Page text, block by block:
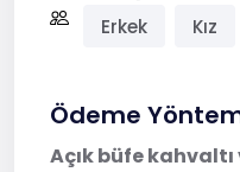
Erkek Kız
Ödeme
Açık büfe